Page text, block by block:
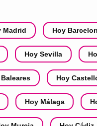
Madrid Hoy
Hoy Sevilla
Hoy
Hoy Málaga